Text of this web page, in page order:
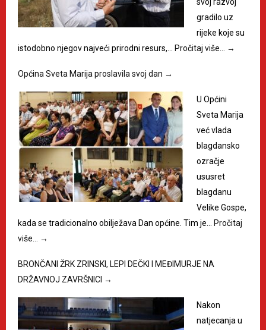
gradilo uz
rijeke koje su
istodobno njegov najveći prirodni resurs,…
Pročitaj više… →
Općina Sveta Marija proslavila svoj dan →
U Općini
Sveta Marija
već vlada
blagdansko
ozračje
ususret
blagdanu
Velike Gospe,
kada se tradicionalno obilježava Dan općine. Tim je…
Pročitaj
više…
→
BRONČANI ŽRK ZRINSKI, LEPI DEČKI I MEĐIMURJE NA
DRŽAVNOJ ZAVRŠNICI →
Nakon
natjecanja u